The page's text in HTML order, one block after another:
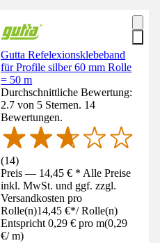
Gutta Refelexionsklebeband
für Profile silber 60 mm Rolle
= 50 m
Durchschnittliche Bewertung:
2.7 von 5 Sternen. 14
Bewertungen.
(14)
Preis — 14,45 € * Alle Preise
inkl. MwSt. und ggf. zzgl.
Versandkosten pro
Rolle(n)14,45 €*/ Rolle(n)
Entspricht 0,29 € pro m(0,29
€/ m)